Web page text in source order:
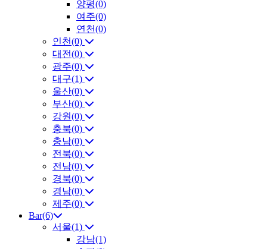
양평(0)
여주(0)
연천(0)
인천(0)
대전(0)
광주(0)
대구(1)
울산(0)
부산(0)
강원(0)
충북(0)
충남(0)
전북(0)
전남(0)
경북(0)
경남(0)
제주(0)
Bar(6)
서울(1)
강남(1)